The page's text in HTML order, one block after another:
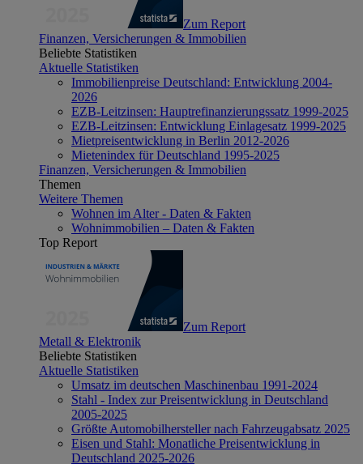
Zum Report
Finanzen, Versicherungen & Immobilien
Beliebte Statistiken
Aktuelle Statistiken
Immobilienpreise Deutschland: Entwicklung 2004-
2026
EZB-Leitzinsen: Hauptrefinanzierungssatz 1999-2025
EZB-Leitzinsen: Entwicklung Einlagesatz 1999-2025
Mietpreisentwicklung in Berlin 2012-2026
Mietenindex für Deutschland 1995-2025
Finanzen, Versicherungen & Immobilien
Themen
Weitere Themen
Wohnen im Alter - Daten & Fakten
Wohnimmobilien – Daten & Fakten
Top Report
Zum Report
Metall & Elektronik
Beliebte Statistiken
Aktuelle Statistiken
Umsatz im deutschen Maschinenbau 1991-2024
Stahl - Index zur Preisentwicklung in Deutschland
2005-2025
Größte Automobilhersteller nach Fahrzeugabsatz 2025
Eisen und Stahl: Monatliche Preisentwicklung in
Deutschland 2025-2026